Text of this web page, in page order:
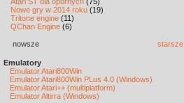
Nowe gry w 2014 roku (19)
Tritone engine (11)
QChan Engine (6)
nowsze starsze
Emulatory
Emulator Atari800Win
Emulator Atari800Win PLus 4.0 (Windows)
Emulator Atari++ (multiplatform)
Emulator Altirra (Windows)